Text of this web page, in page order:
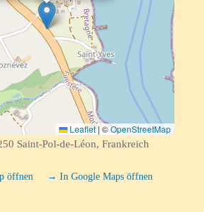
Leaflet|©OpenStreetMap
Saint-Pol-de-Léon, Frankreich
öffnen → In Google Maps öffnen